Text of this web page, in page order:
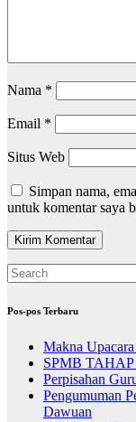
Nama *
Email *
Situs Web
Simpan nama,
untuk komentar saya
Pos-pos Terbaru
Makna
SPMB
Perpisahan
Pengumuman
Dawuan